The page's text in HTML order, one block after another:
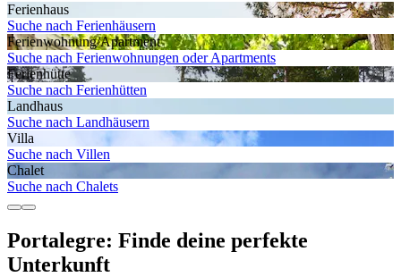
Ferienhaus
Suche nach Ferienhäusern
Ferienwohnung/Apartment
Suche nach Ferienwohnungen oder Apartments
Ferienhütte
Suche nach Ferienhütten
Landhaus
Suche nach Landhäusern
Villa
Suche nach Villen
Chalet
Suche nach Chalets
Portalegre: Finde deine perfekte
Unterkunft